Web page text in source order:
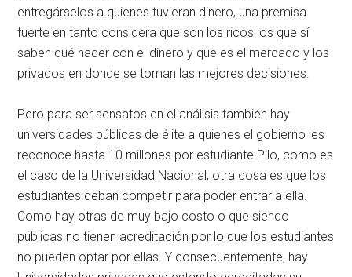
entregárselos a quienes tuvieran dinero, una premisa
fuerte en tanto considera que son los ricos los que sí
saben qué hacer con el dinero y que es el mercado y los
privados en donde se toman las mejores decisiones.
Pero para ser sensatos en el análisis también hay
universidades públicas de élite a quienes el gobierno les
reconoce hasta 10 millones por estudiante Pilo, como es
el caso de la Universidad Nacional, otra cosa es que los
estudiantes deban competir para poder entrar a ella.
Como hay otras de muy bajo costo o que siendo
públicas no tienen acreditación por lo que los estudiantes
no pueden optar por ellas. Y consecuentemente, hay